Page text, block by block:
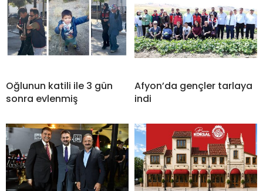
Oğlunun katili ile 3 gün
sonra evlenmiş
Afyon’da gençler tarlaya
indi